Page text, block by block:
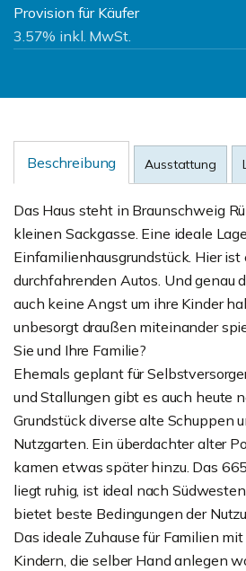
Provision für Käufer
3.57% inkl. MwSt.
Beschreibung Ausstattung
Das Haus steht in Braunschweig
kleinen Sackgasse. Eine ideale
Einfamilienhausgrundstück. Hier ist
durchfahrenden Autos. Und genau
auch keine Angst um ihre Kinder
unbesorgt draußen miteinander
Sie und Ihre Familie?
Ehemals geplant für
und Stallungen gibt es auch heute
Grundstück diverse alte Schuppen
Nutzgarten. Ein überdachter alter
kamen etwas später hinzu. Das
liegt ruhig, ist ideal nach
bietet beste Bedingungen der
Das ideale Zuhause für Familien
Kindern, die selber Hand anlegen